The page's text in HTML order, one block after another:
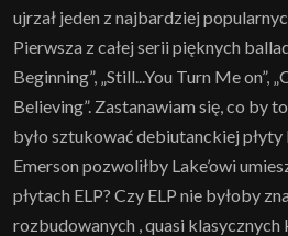
ujrzał jeden z najbardziej
Pierwsza z całej serii pięknych
Beginning”, „Still...You Turn Me on”,
Believing”. Zastanawiam się, co by
było sztukować debiutanckiej płyty
Emerson pozwoliłby Lake’owi
płytach ELP? Czy ELP nie byłoby
rozbudowanych , quasi